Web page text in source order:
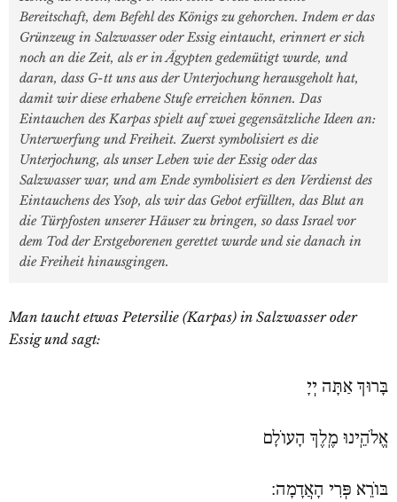
Bereitschaft, dem Befehl des Königs zu gehorchen. Indem er das
Grünzeug in Salzwasser oder Essig eintaucht, erinnert er sich
noch an die Zeit, als er in Ägypten gedemütigt wurde, und
daran, dass G-tt uns aus der Unterjochung herausgeholt hat,
damit wir diese erhabene Stufe erreichen können. Das
Eintauchen des Karpas spielt auf zwei gegensätzliche Ideen an:
Unterwerfung und Freiheit. Zuerst symbolisiert es die
Unterjochung, als unser Leben wie der Essig oder das
Salzwasser war, und am Ende symbolisiert es den Verdienst des
Eintauchens des Ysop, als wir das Gebot erfüllten, das Blut an
die Türpfosten unserer Häuser zu bringen, so dass Israel vor
dem Tod der Erstgeborenen gerettet wurde und sie danach in
die Freiheit hinausgingen.
Man taucht etwas Petersilie (Karpas) in Salzwasser oder
Essig und sagt:
בָּרוּךְ אַתָּה יְיָ
אֱלֹהֵֽינוּ מֶֽלֶךְ הָעוֹלָם
בּוֹרֵא פְּרִי הָאֲדָמָה: